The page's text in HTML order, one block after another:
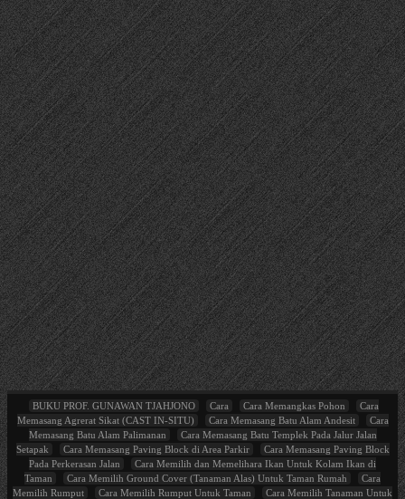
BUKU PROF. GUNAWAN TJAHJONO Cara Cara Memangkas Pohon
Cara
Memasang Agrerat Sikat (CAST IN-SITU)
Cara Memasang Batu Alam Andesit
Cara
Memasang Batu Alam Palimanan
Cara Memasang Batu Templek Pada Jalur Jalan
Setapak
Cara Memasang Paving Block di Area Parkir
Cara Memasang Paving Block
Pada Perkerasan Jalan
Cara Memilih dan Memelihara Ikan Untuk Kolam Ikan di
Taman
Cara Memilih Ground Cover (Tanaman Alas) Untuk Taman Rumah
Cara
Memilih Rumput
Cara Memilih Rumput Untuk Taman
Cara Memilih Tanaman Untuk